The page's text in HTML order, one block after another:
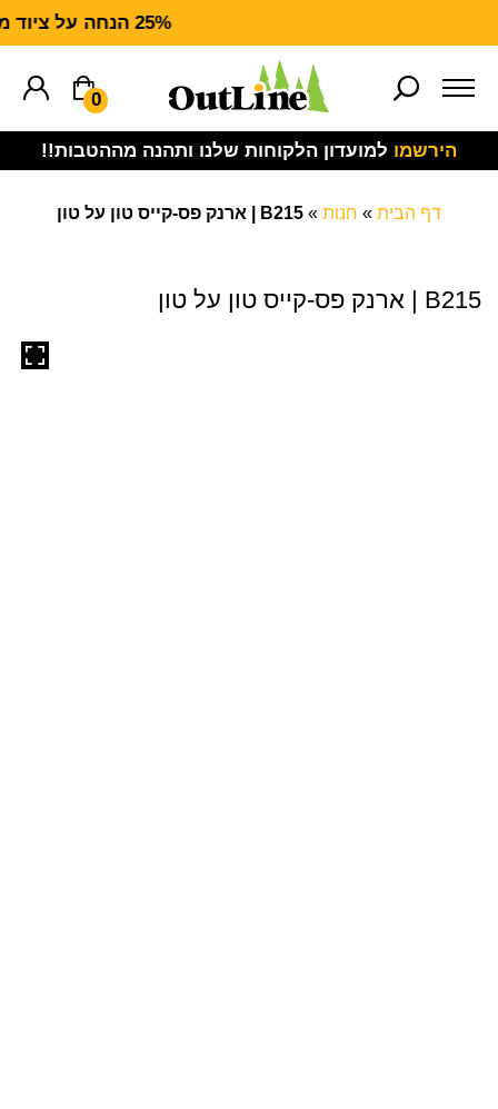
25% הנחה על ציוד מנדף CARHARTT FORCE
0
הירשמו למועדון הלקוחות שלנו ותהנה מההטבות!!
דף הבית » חנות » B215 | ארנק פס-קייס טון על טון
B215 | ארנק פס-קייס טון על טון